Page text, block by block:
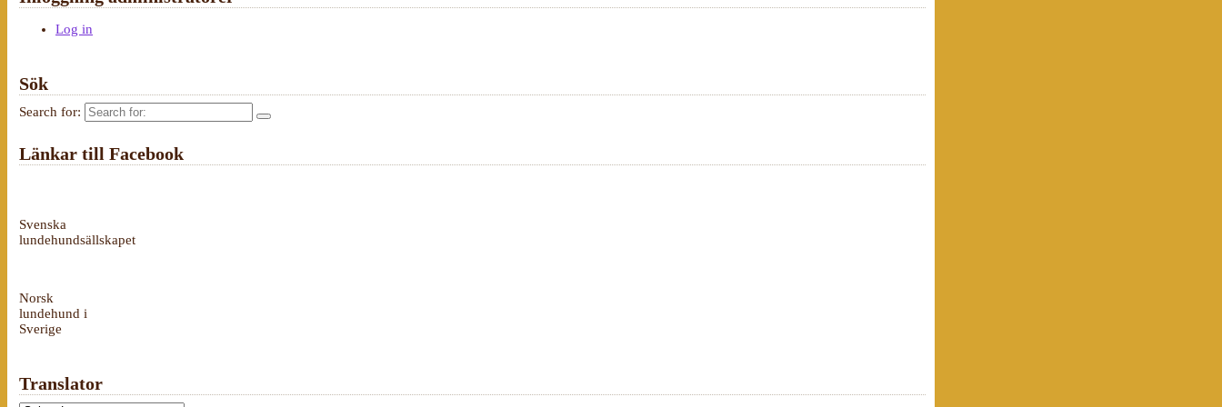
Log in
Sök
Search for:
Länkar till Facebook
Svenska
lundehundsällskapet
Norsk
lundehund i
Sverige
Translator